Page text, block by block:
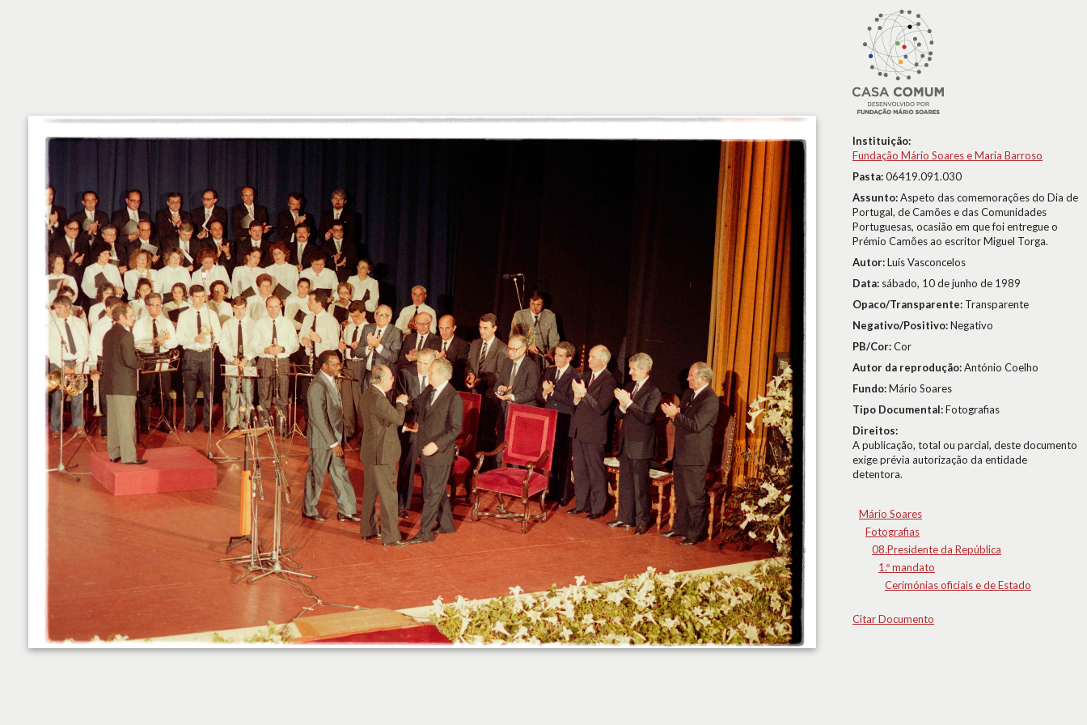
Instituição:
Fundação Mário Soares e Maria Barroso
Pasta:06419.091.030
Assunto:Aspeto das comemorações do Dia de
Portugal, de Camões e das Comunidades
Portuguesas, ocasião em que foi entregue o
Prémio Camões ao escritor Miguel Torga.
Autor:Luís Vasconcelos
Data: sábado, 10 de junho de 1989
Opaco/Transparente: Transparente
Negativo/Positivo:Negativo
PB/Cor:Cor
Autor da reprodução:António Coelho
Fundo:Mário Soares
Tipo Documental:Fotografias
Direitos:
A publicação, total ou parcial, deste documento
exige prévia autorização da entidade
detentora.
Mário Soares
Fotografias
08.Presidente da República
1.º mandato
Cerimónias oficiais e de Estado
Citar Documento